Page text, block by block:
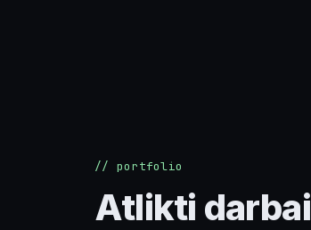
// portfolio
Atlikti darbai